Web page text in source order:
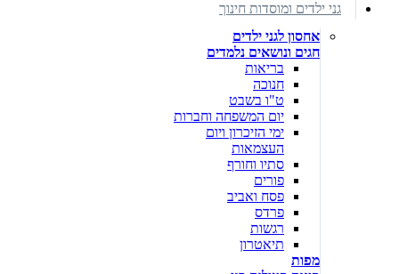
גני ילדים ומוסדות חינוך
אחסון לגני ילדים
חגים ונושאים נלמדים
בריאות
חנוכה
ט"ו בשבט
יום המשפחה וחברות
ימי הזיכרון ויום
העצמאות
סתיו וחורף
פורים
פסח ואביב
פרדס
רגשות
תיאטרון
מפות